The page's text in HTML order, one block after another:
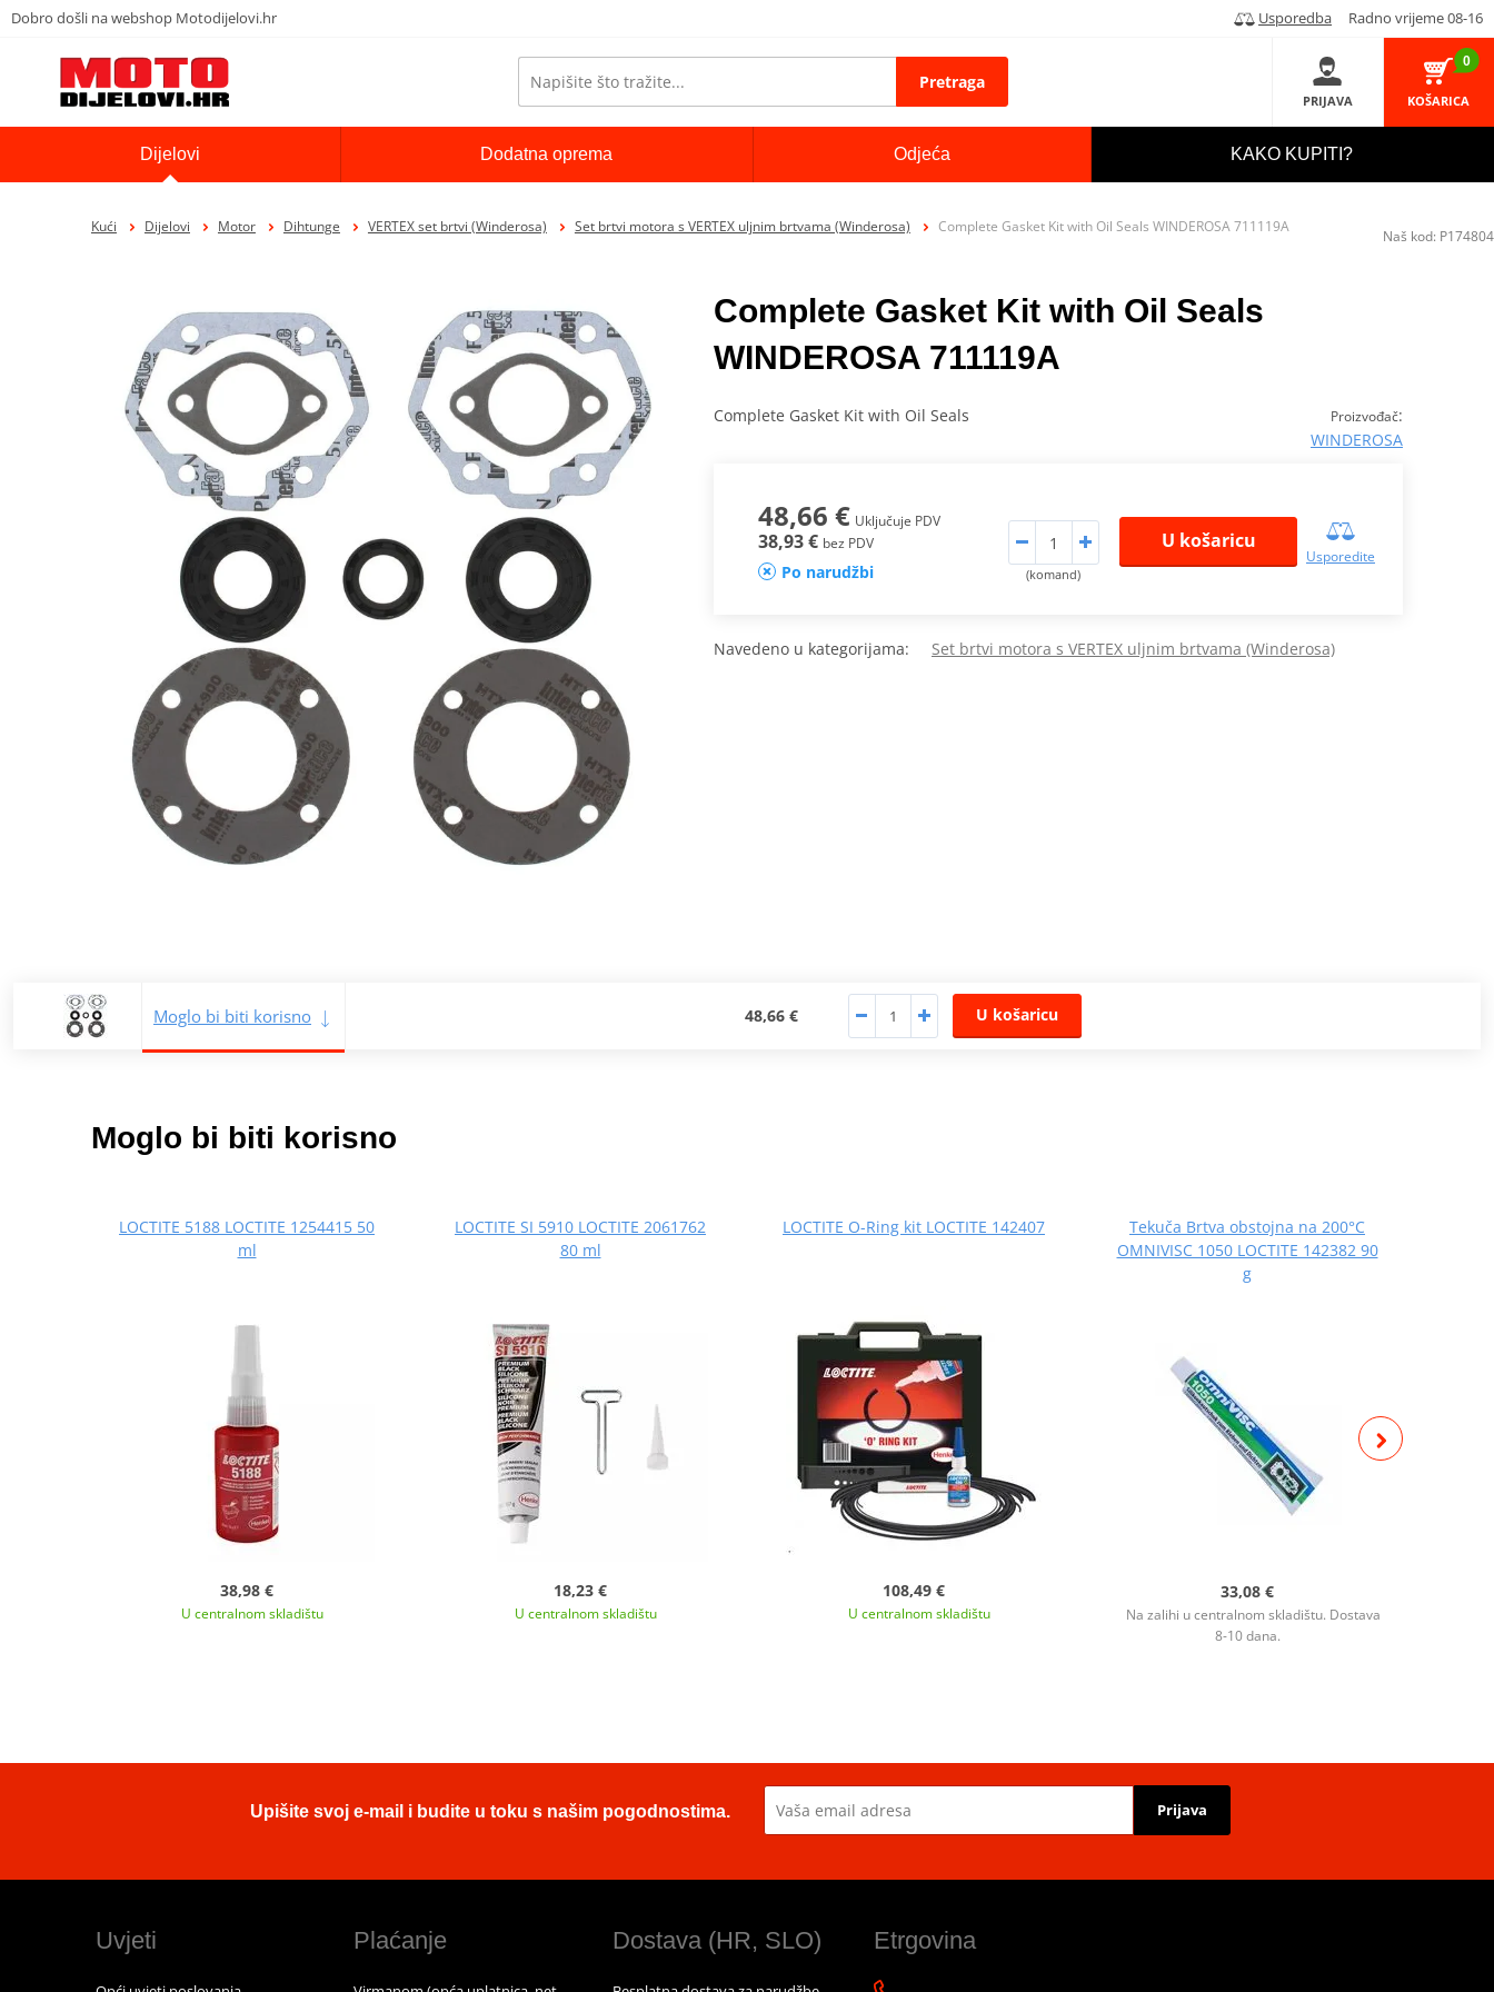
Dobro došli na webshop Motodijelovi.hr Usporedba Radno vrijeme 08-16
Pretraga
PRIJAVA
0
KOŠARICA
Dijelovi Dodatna oprema Odjeća KAKO KUPITI?
Kući Dijelovi Motor Dihtunge VERTEX set brtvi (Winderosa) Set brtvi motora s VERTEX uljnim brtvama (Winderosa) Complete Gasket Kit with Oil Seals WINDEROSA 711119A
Complete Gasket Kit with Oil Seals
WINDEROSA 711119A
Proizvođač:
WINDEROSA
Complete Gasket Kit with Oil Seals
48,66 € Uključuje PDV
38,93 € bez PDV
Po narudžbi (komand)
U košaricu
Usporedite
Navedeno u kategorijama: Set brtvi motora s VERTEX uljnim brtvama (Winderosa)
Moglo bi biti korisno 48,66 € U košaricu
Naš kod: P174804
Moglo bi biti korisno
LOCTITE 5188 LOCTITE 1254415 50
ml
38,98 €
U centralnom skladištu
LOCTITE SI 5910 LOCTITE 2061762
80 ml
18,23 €
U centralnom skladištu
LOCTITE O-Ring kit LOCTITE 142407
108,49 €
U centralnom skladištu
Tekuča Brtva obstojna na 200°C
OMNIVISC 1050 LOCTITE 142382 90
g
33,08 €
Na zalihi u centralnom skladištu. Dostava
8-10 dana.
Upišite svoj e-mail i budite u toku s našim pogodnostima. Prijava
Uvjeti Plaćanje Dostava (HR, SLO) Etrgovina